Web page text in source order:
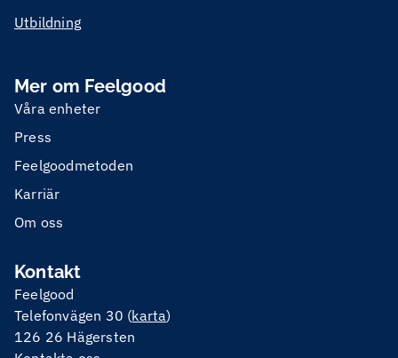
Utbildning
Mer om Feelgood
Våra enheter
Press
Feelgoodmetoden
Karriär
Om oss
Kontakt
Feelgood
Telefonvägen 30 (karta)
126 26 Hägersten